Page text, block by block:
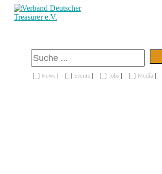
News | Events | Jobs | Media |